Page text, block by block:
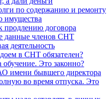
по содержанию и ремонту
имущества
продлению договора
данные членов СНТ
деятельность
в СНТ обязателен?
обучение. Это законно?
имени бывшего директора
во время отпуска. Это